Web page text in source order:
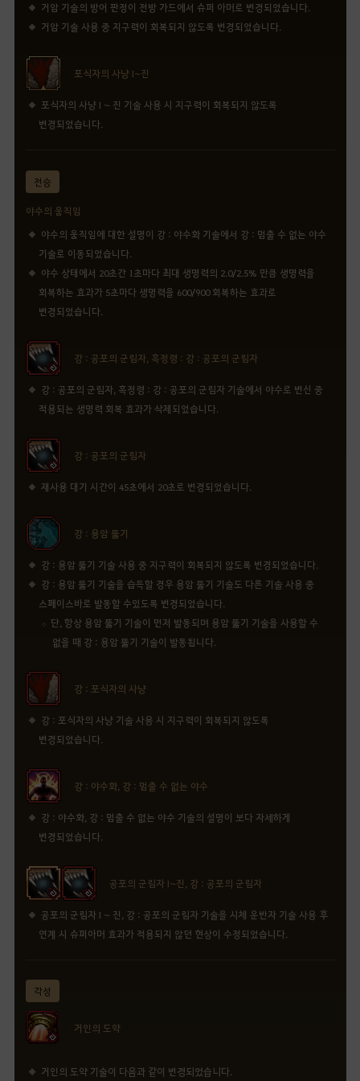
거암 기술의 방어 판정이 전방 가드에서 슈퍼 아머로 변경되었습니다.
거암 기술 사용 중 지구력이 회복되지 않도록 변경되었습니다.
포식자의 사냥 I~진
포식자의 사냥 I ~ 진 기술 사용 시 지구력이 회복되지 않도록
변경되었습니다.
전승
야수의 움직임
야수의 움직임에 대한 설명이 강 : 야수화 기술에서 강 : 멈출 수 없는 야수
기술로 이동되었습니다.
야수 상태에서 20초간 1초마다 최대 생명력의 2.0/2.5% 만큼 생명력을
회복하는 효과가 5초마다 생명력을 600/900 회복하는 효과로
변경되었습니다.
강 : 공포의 군림자, 흑정령 : 강 : 공포의 군림자
강 : 공포의 군림자, 흑정령 : 강 : 공포의 군림자 기술에서 야수로 변신 중
적용되는 생명력 회복 효과가 삭제되었습니다.
강 : 공포의 군림자
재사용 대기 시간이 45초에서 20초로 변경되었습니다.
강 : 용암 뚫기
강 : 용암 뚫기 기술 사용 중 지구력이 회복되지 않도록 변경되었습니다.
강 : 용암 뚫기 기술을 습득할 경우 용암 뚫기 기술도 다른 기술 사용 중
스페이스바로 발동할 수있도록 변경되었습니다.
단, 항상 용암 뚫기 기술이 먼저 발동되며 용암 뚫기 기술을 사용할 수
없을 때 강 : 용암 뚫기 기술이 발동됩니다.
강 : 포식자의 사냥
강 : 포식자의 사냥 기술 사용 시 지구력이 회복되지 않도록
변경되었습니다.
강 : 야수화, 강 : 멈출 수 없는 야수
강 : 야수화, 강 : 멈출 수 없는 야수 기술의 설명이 보다 자세하게
변경되었습니다.
공포의 군림자 I~진, 강 : 공포의 군림자
공포의 군림자 I ~ 진, 강 : 공포의 군림자 기술을 시체 운반자 기술 사용 후
연계 시 슈퍼아머 효과가 적용되지 않던 현상이 수정되었습니다.
각성
거인의 도약
거인의 도약 기술이 다음과 같이 변경되었습니다.